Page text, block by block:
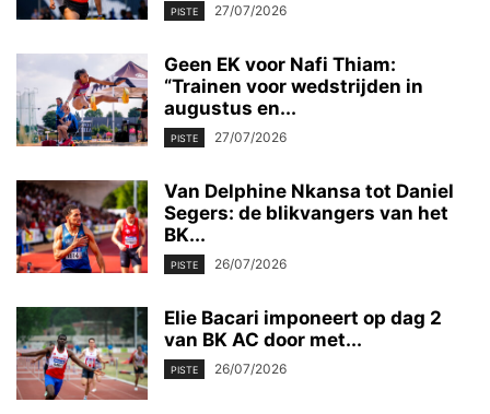
PISTE 27/07/2026
Geen EK voor Nafi Thiam:
“Trainen voor wedstrijden in
augustus en...
PISTE 27/07/2026
Van Delphine Nkansa tot Daniel
Segers: de blikvangers van het
BK...
PISTE 26/07/2026
Elie Bacari imponeert op dag 2
van BK AC door met...
PISTE 26/07/2026